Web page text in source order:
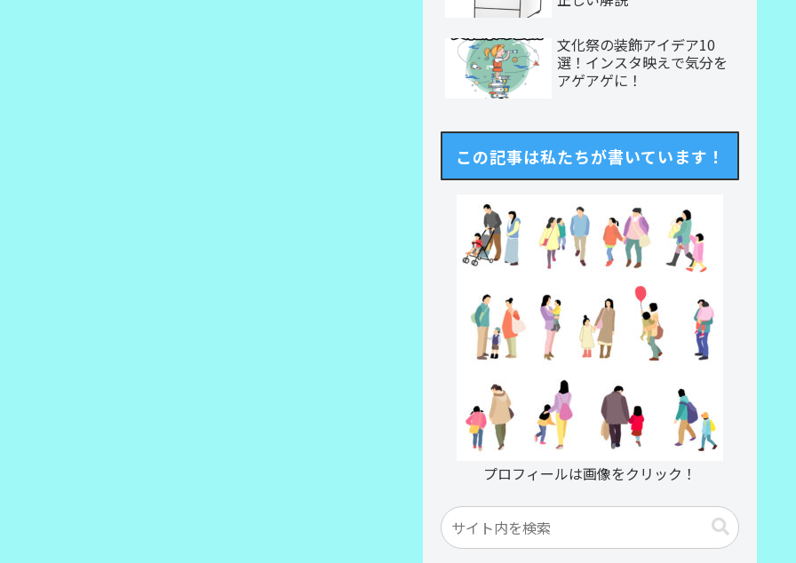
文化祭の装飾アイデア10
選！インスタ映えで気分を
アゲアゲに！
この記事は私たちが書いています！
プロフィールは画像をクリック！